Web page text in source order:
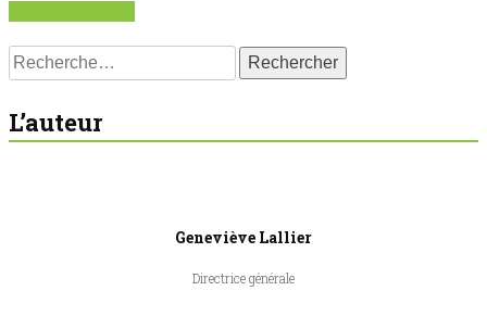
Rechercher :
L’auteur
Geneviève Lallier
Directrice générale